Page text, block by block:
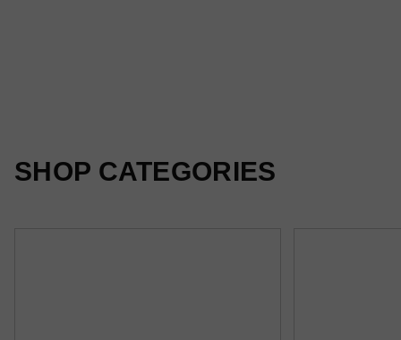
SHOP CATEGORIES